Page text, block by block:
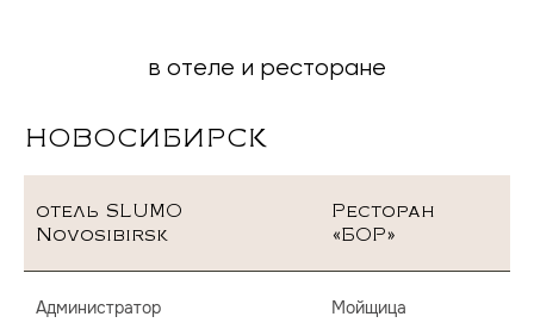
в отеле и ресторане
НОВОСИБИРСК
отель SLUMO
Novosibirsk
Ресторан
«БОР»
Администратор Мойщица